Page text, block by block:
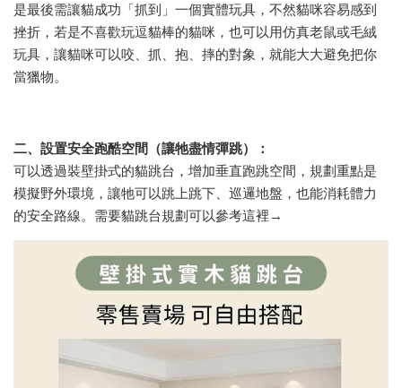
是最後需讓貓成功「抓到」一個實體玩具，不然貓咪容易感到
挫折，若是不喜歡玩逗貓棒的貓咪，也可以用仿真老鼠或毛絨
玩具，讓貓咪可以咬、抓、抱、摔的對象，就能大大避免把你
當獵物。
二、設置安全跑酷空間（讓牠盡情彈跳）：
可以透過裝壁掛式的貓跳台，增加垂直跑跳空間，規劃重點是
模擬野外環境，讓牠可以跳上跳下、巡邏地盤，也能消耗體力
的安全路線。需要貓跳台規劃可以參考這裡→